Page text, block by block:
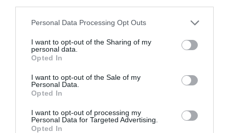
Personal Data Processing Opt Outs
I want to opt-out of the Sharing of my
personal data.
Opted In
I want to opt-out of the Sale of my
Personal Data.
Opted In
I want to opt-out of processing my
Personal Data for Targeted Advertising.
Opted In
Appel aux lecteurs !
Soutenez Air Journal participez